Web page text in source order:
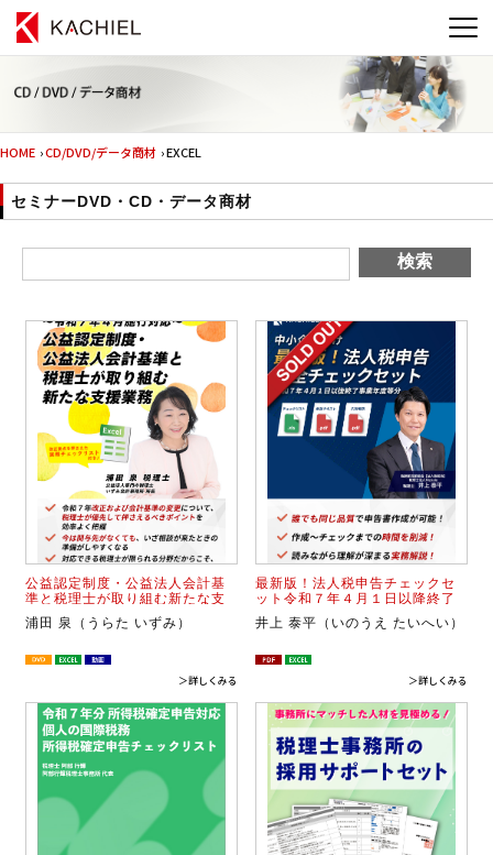
HOME ›CD/DVD/データ商材 › EXCEL
セミナーDVD・CD・データ商材
公益認定制度・公益法人会計基
準と税理士が取り組む新たな支
援業務
浦田 泉（うらた いずみ）
＞詳しくみる
最新版！法人税申告チェックセ
ット令和７年４月１日以降終了
事業分対応
井上 泰平（いのうえ たいへい）
＞詳しくみる